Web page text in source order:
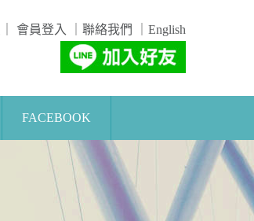
會員登入 聯絡我們 English
FACEBOOK